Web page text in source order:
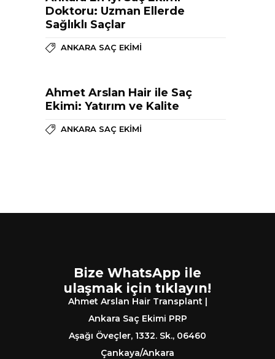
Doktoru: Uzman Ellerde
Sağlıklı Saçlar
ANKARA SAÇ EKIMI
Ahmet Arslan Hair ile Saç
Ekimi: Yatırım ve Kalite
ANKARA SAÇ EKIMI
Bize WhatsApp ile
ulaşmak için tıklayın!
Ahmet Arslan Hair Transplant |
Ankara Saç Ekimi PRP
Aşağı Öveçler, 1332. Sk., 06460
Çankaya/Ankara